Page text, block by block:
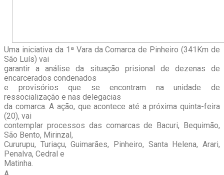
Uma iniciativa da 1ª Vara da Comarca de Pinheiro (341Km de
São Luís) vai
garantir a análise da situação prisional de dezenas de
encarcerados condenados
e provisórios que se encontram na unidade de
ressocialização e nas delegacias
da comarca. A ação, que acontece até a próxima quinta-feira
(20), vai
contemplar processos das comarcas de Bacuri, Bequimão,
São Bento, Mirinzal,
Cururupu, Turiaçu, Guimarães, Pinheiro, Santa Helena, Arari,
Penalva, Cedral e
Matinha.